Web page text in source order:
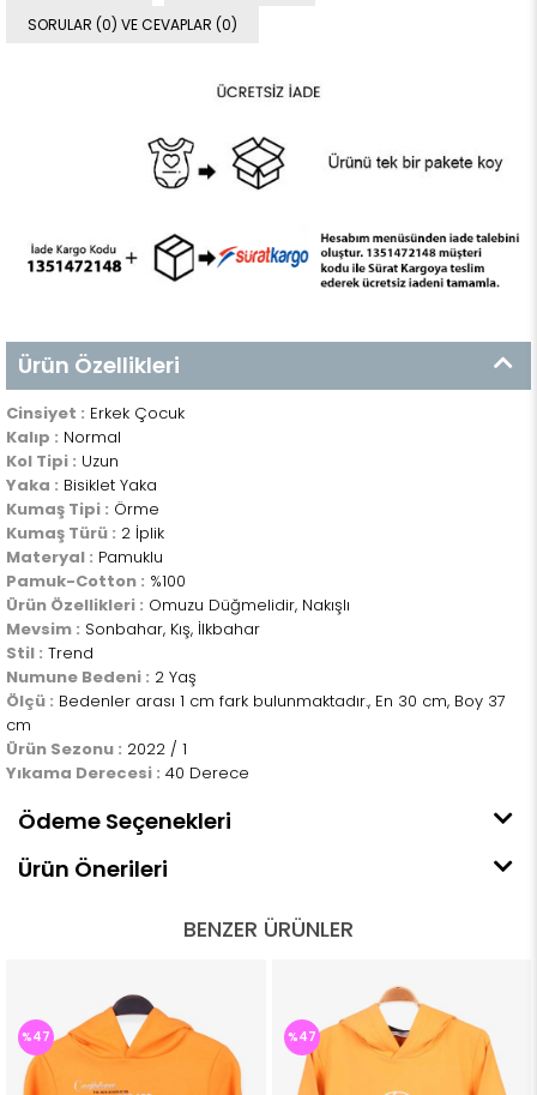
SORULAR (0) VE CEVAPLAR (0)
Ürün Özellikleri
Cinsiyet : Erkek Çocuk
Kalıp : Normal
Kol Tipi : Uzun
Yaka : Bisiklet Yaka
Kumaş Tipi : Örme
Kumaş Türü : 2 İplik
Materyal : Pamuklu
Pamuk-Cotton : %100
Ürün Özellikleri : Omuzu Düğmelidir, Nakışlı
Mevsim : Sonbahar, Kış, İlkbahar
Stil : Trend
Numune Bedeni : 2 Yaş
Ölçü : Bedenler arası 1 cm fark bulunmaktadır., En 30 cm, Boy 37
cm
Ürün Sezonu : 2022 / 1
Yıkama Derecesi : 40 Derece
Ödeme Seçenekleri
Ürün Önerileri
BENZER ÜRÜNLER
%47 %47